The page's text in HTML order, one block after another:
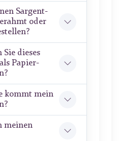
Sargent-
oder
dieses
Papier-
kommt mein
meinen